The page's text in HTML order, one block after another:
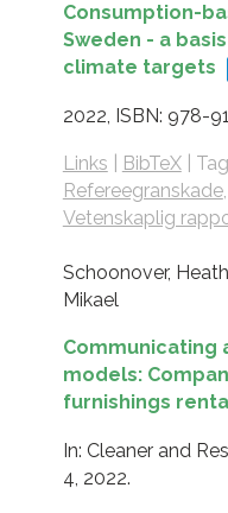
Consumption-
Sweden - a
climate targets
2022, ISBN: 978-
Links BibTeX|
Refereegranskade,
Vetenskaplig
Schoonover,
Mikael
Communicating
models:
furnishings
In: Cleaner and
4, 2022.